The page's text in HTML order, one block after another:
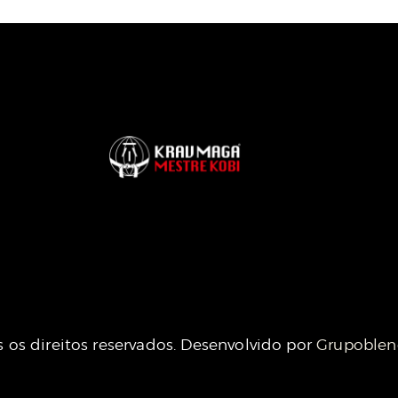
os direitos reservados. Desenvolvido por